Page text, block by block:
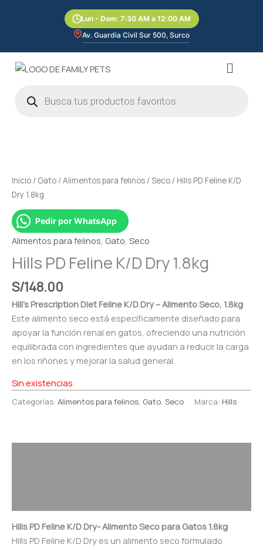
Lun - Dom: 7:30 AM a 12:00 AM
Av. Guardia Civil Sur 500, Surco
Menú
productos
Inicio / Gato /Alimentos para felinos /Seco / Hills PD Feline K/D
Dry 1.8kg
Pedir por WhatsApp
Alimentos para felinos Gato Seco
Hills PD Feline K/D Dry 1.8kg
S/148.00
Hill’s Prescription Diet Feline K/D Dry – Alimento Seco, 1.8kg
Este alimento seco está específicamente diseñado para
apoyar la función renal en gatos, ofreciendo una nutrición
equilibrada con ingredientes que ayudan a reducir la carga
en los riñones y mejorar la salud general.
Sin existencias
Categorías: Alimentos para felinos, Gato, Seco Marca: Hills
Hills PD Feline K/D Dry- Alimento Seco para Gatos 1.8kg
Hills PD Feline K/D Dry es un alimento seco formulado